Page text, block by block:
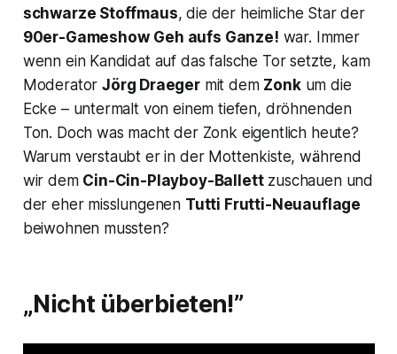
schwarze Stoffmaus, die der heimliche Star der
90er-Gameshow Geh aufs Ganze! war. Immer
wenn ein Kandidat auf das falsche Tor setzte, kam
ModeratorJörg Draegermit dem Zonkum die
Ecke – untermalt von einem tiefen, dröhnenden
Ton. Doch was macht der Zonk eigentlich heute?
Warum verstaubt er in der Mottenkiste, während
wir dem Cin-Cin-Playboy-Ballettzuschauen und
der eher misslungenen Tutti Frutti-Neuauflage
beiwohnen mussten?
„Nicht überbieten!”